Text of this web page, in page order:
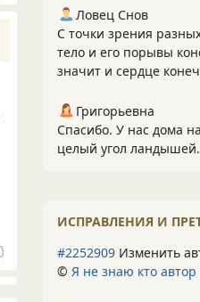
Ловец Снов
С точки зрения
тело и его порывы
значит и сердце
Григорьевна
Спасибо. У нас дома
целый угол ландышей.
ИСПРАВЛЕНИЯ И
#2252909 Изменить
© Я не знаю кто автор